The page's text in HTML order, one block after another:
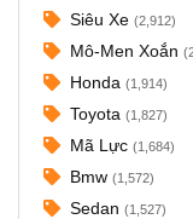
Siêu Xe (2,912)
Mô-Men Xoắn
Honda (1,914)
Toyota (1,827)
Mã Lực (1,684)
Bmw (1,572)
Sedan (1,527)